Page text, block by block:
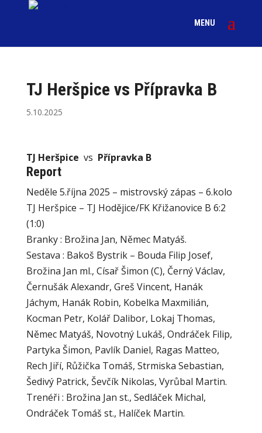
TJ Heršpice vs Přípravka B
5.10.2025
TJ Heršpice vs Přípravka B
Report
Neděle 5.října 2025 – mistrovský zápas – 6.kolo
TJ Heršpice – TJ Hodějice/FK Křižanovice B 6:2
(1:0)
Branky : Brožina Jan, Němec Matyáš.
Sestava : Bakoš Bystrik – Bouda Filip Josef,
Brožina Jan ml., Císař Šimon (C), Černý Václav,
Černušák Alexandr, Greš Vincent, Hanák
Jáchym, Hanák Robin, Kobelka Maxmilián,
Kocman Petr, Kolář Dalibor, Lokaj Thomas,
Němec Matyáš, Novotný Lukáš, Ondráček Filip,
Partyka Šimon, Pavlík Daniel, Ragas Matteo,
Rech Jiří, Růžička Tomáš, Strmiska Sebastian,
Šedivý Patrick, Ševčík Nikolas, Vyrůbal Martin.
Trenéři : Brožina Jan st., Sedláček Michal,
Ondráček Tomáš st., Halíček Martin.